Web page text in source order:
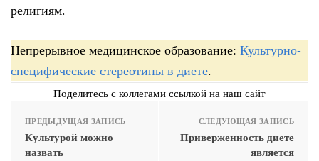
религиям.
Непрерывное медицинское образование: Культурно-
специфические стереотипы в диете.
Поделитесь с коллегами ссылкой на наш сайт
ПРЕДЫДУЩАЯ ЗАПИСЬ
Культурой можно
назвать
СЛЕДУЮЩАЯ ЗАПИСЬ
Приверженность диете
является